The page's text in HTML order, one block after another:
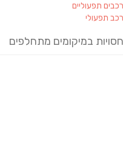
רכבים תפעוליים
רכב תפעולי
חסויות במיקומים מתחלפים